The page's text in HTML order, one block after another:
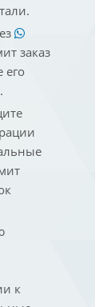
заказ
его
к